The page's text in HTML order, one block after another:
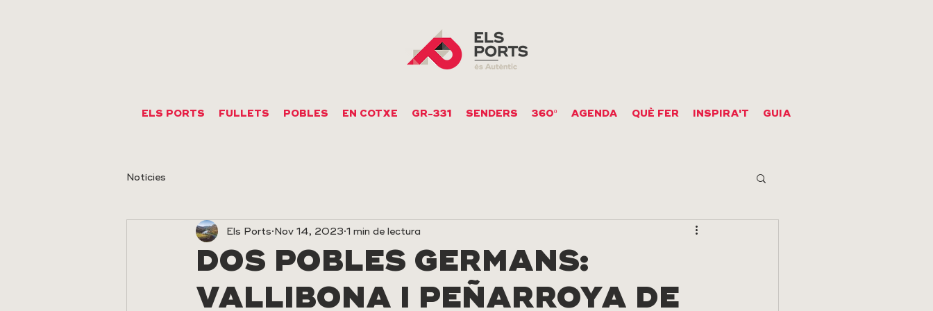
ELS PORTS FULLETS POBLES EN COTXE GR-331 SENDERS 360º AGENDA QUÈ FER INSPIRA'T GUIA
Notícies
DOS POBLES GERMANS:
VALLIBONA I PEÑARROYA DE
Els Ports Nov 14, 2023 1 min de lectura